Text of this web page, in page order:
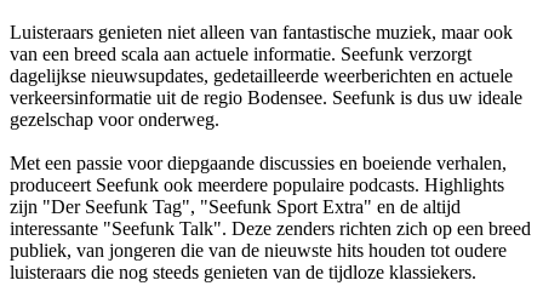
Luisteraars genieten niet alleen van fantastische muziek, maar ook
van een breed scala aan actuele informatie. Seefunk verzorgt
dagelijkse nieuwsupdates, gedetailleerde weerberichten en actuele
verkeersinformatie uit de regio Bodensee. Seefunk is dus uw ideale
gezelschap voor onderweg.
Met een passie voor diepgaande discussies en boeiende verhalen,
produceert Seefunk ook meerdere populaire podcasts. Highlights
zijn "Der Seefunk Tag", "Seefunk Sport Extra" en de altijd
interessante "Seefunk Talk". Deze zenders richten zich op een breed
publiek, van jongeren die van de nieuwste hits houden tot oudere
luisteraars die nog steeds genieten van de tijdloze klassiekers.